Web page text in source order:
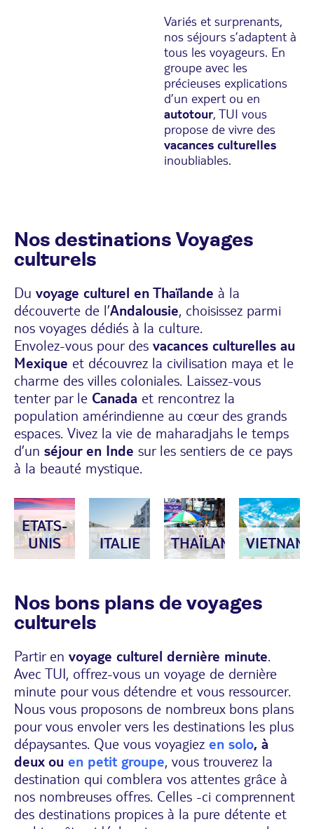
Variés et surprenants,
nos séjours s’adaptent à
tous les voyageurs. En
groupe avec les
précieuses explications
d’un expert ou en
autotour, TUI vous
propose de vivre des
vacances culturelles
inoubliables.
Nos destinations Voyages
culturels
Du voyage culturel en Thaïlande à la
découverte de l’Andalousie, choisissez parmi
nos voyages dédiés à la culture.
Envolez-vous pour des vacances culturelles au
Mexique et découvrez la civilisation maya et le
charme des villes coloniales. Laissez-vous
tenter par le Canada et rencontrez la
population amérindienne au cœur des grands
espaces. Vivez la vie de maharadjahs le temps
d’un séjour en Inde sur les sentiers de ce pays
à la beauté mystique.
ETATS-
UNIS
ITALIE THAÏLANDEVIETNAM
Nos bons plans de voyages
culturels
Partir en voyage culturel dernière minute.
Avec TUI, offrez-vous un voyage de dernière
minute pour vous détendre et vous ressourcer.
Nous vous proposons de nombreux bons plans
pour vous envoler vers les destinations les plus
dépaysantes. Que vous voyagiez en solo, à
deux ou en petit groupe, vous trouverez la
destination qui comblera vos attentes grâce à
nos nombreuses offres. Celles -ci comprennent
des destinations propices à la pure détente et